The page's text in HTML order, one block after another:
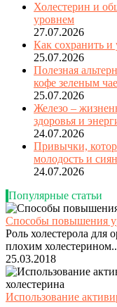
Холестерин и
уровнем
27.07.2026
Как сохранить и
25.07.2026
Полезная
кофе зеленым
25.07.2026
Железо –
здоровья и
24.07.2026
Привычки,
молодость и
24.07.2026
Популярные статьи
Способы повышения
Роль холестерола для
плохим
25.03.2018
Использование